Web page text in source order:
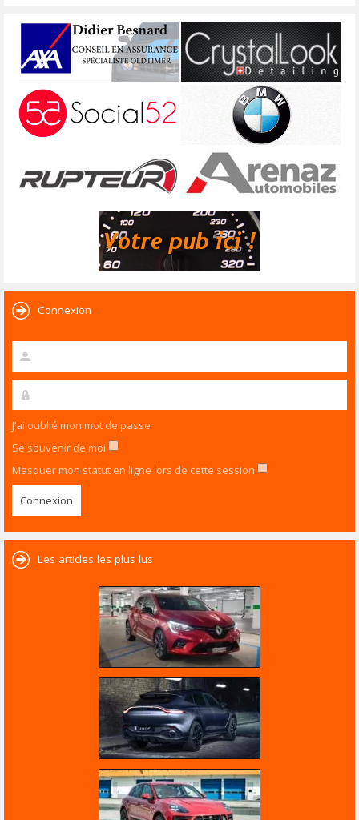
Connexion
J’ai oublié mon mot de passe
Se souvenir de moi
Masquer mon statut en ligne lors de cette session
Les articles les plus lus